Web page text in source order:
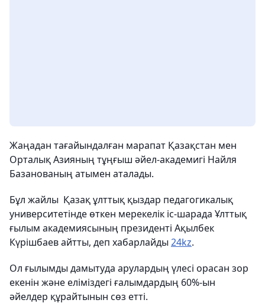
Жаңадан тағайындалған марапат Қазақстан мен
Орталық Азияның тұңғыш әйел-академигі Найля
Базанованың атымен аталады.
Бұл жайлы Қазақ ұлттық қыздар педагогикалық
университетінде өткен мерекелік іс-шарада Ұлттық
ғылым академиясының президенті Ақылбек
Күрішбаев айтты, деп хабарлайды 24kz.
Ол ғылымды дамытуда арулардың үлесі орасан зор
екенін және еліміздегі ғалымдардың 60%-ын
әйелдер құрайтынын сөз етті.